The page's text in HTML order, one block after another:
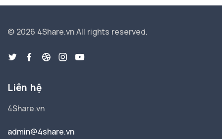
© 2026 4Share.vnAll rights reserved.
Liên hệ
4Share.vn
admin@4share.vn